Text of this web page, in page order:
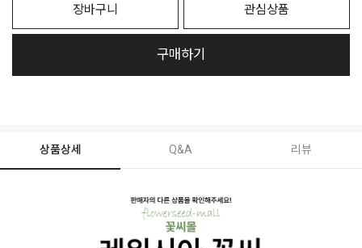
장바구니 관심상품
구매하기
상품상세 Q&A 리뷰